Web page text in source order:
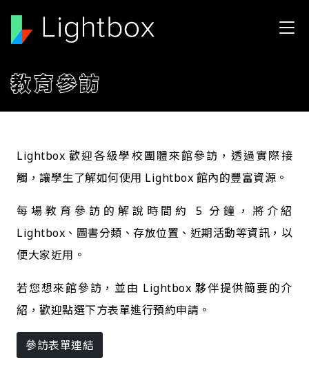
教育參訪
Lightbox 歡迎各級學校團體來館參訪，透過實際接
觸，讓學生了解如何使用 Lightbox 館內的豐富資源。
每場教育參訪的解說時間約 5 分鐘，將介紹
Lightbox、圖書分類、存放位置、近期活動等資訊，以
便大家近用。
若您想來館參訪，並由 Lightbox 夥伴提供簡要的介
紹，歡迎點選下方表單進行預約申請。
參訪表單連結